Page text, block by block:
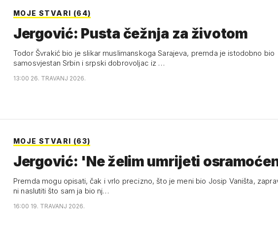
MOJE STVARI (64)
Jergović: Pusta čežnja za životom
Todor Švrakić bio je slikar muslimanskoga Sarajeva, premda je istodobno bio
samosvjestan Srbin i srpski dobrovoljac iz …
13:00 26. TRAVANJ 2026.
MOJE STVARI (63)
Jergović: 'Ne želim umrijeti
Premda mogu opisati, čak i vrlo precizno, što je meni bio Josip Vaništa,
ni naslutiti što sam ja bio nj…
16:00 19. TRAVANJ 2026.